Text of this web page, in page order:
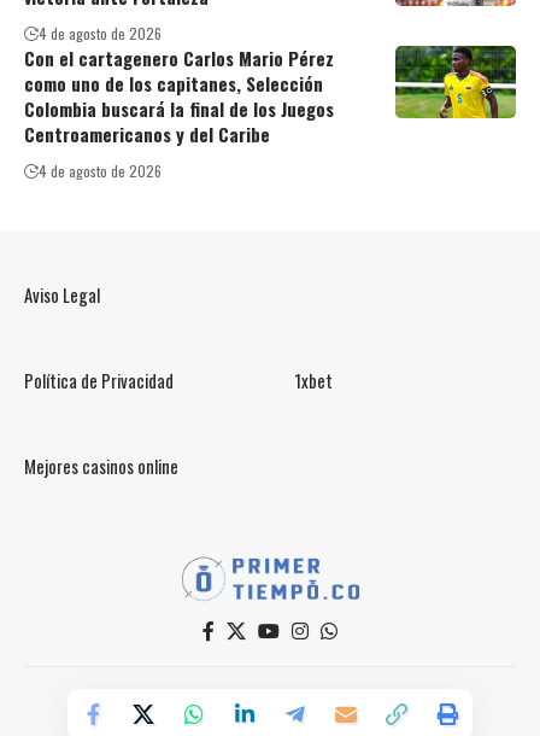
4 de agosto de 2026
Con el cartagenero Carlos Mario Pérez
como uno de los capitanes, Selección
Colombia buscará la final de los Juegos
Centroamericanos y del Caribe
4 de agosto de 2026
Aviso Legal
Política de Privacidad 1xbet
Mejores casinos online
Powered by Primer Tiempo Deportes SAS